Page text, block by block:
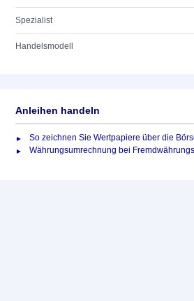
Spezialist
Handelsmodell
Anleihen handeln
So zeichnen Sie Wertpapiere über die
Währungsumrechnung bei